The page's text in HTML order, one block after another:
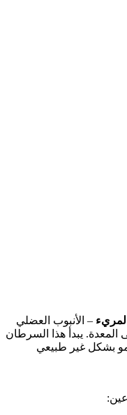
المريء – الأنبوب العضلي
المعدة. يبدأ هذا السرطان
بشكل غير طبيعي